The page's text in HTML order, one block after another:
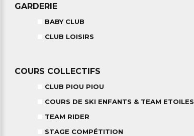
GARDERIE
BABY CLUB
CLUB LOISIRS
COURS COLLECTIFS
CLUB PIOU PIOU
COURS DE SKI ENFANTS & TEAM ETOILES
TEAM RIDER
STAGE COMPÉTITION